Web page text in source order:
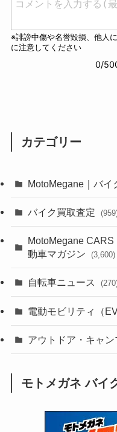
カテゴリー
MotoMegane｜バイ
(44)
(637)
(118)
(60)
(31)
(51)
(38)
(24)
(16)
(64)
(16)
(306)
(1,226)
(12)
(1,139)
バイク買取査定
MotoMegane
動車マガジン
(3,600)
(185)
(137)
(72) (126)
自転車ニュース
(54)
電動モビリティ（
アウトドア・キャン
モトメガネ バイ